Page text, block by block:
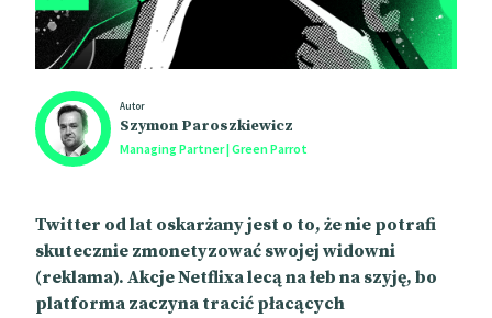
Autor
Szymon Paroszkiewicz
Managing Partner | Green Parrot
Twitter od lat oskarżany jest o to, że nie potrafi
skutecznie zmonetyzować swojej widowni
(reklama). Akcje Netflixa lecą na łeb na szyję, bo
platforma zaczyna tracić płacących